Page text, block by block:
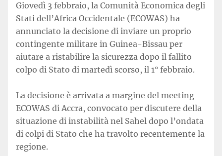
Giovedì 3 febbraio, la Comunità Economica degli
Stati dell’Africa Occidentale (ECOWAS) ha
annunciato la decisione di inviare un proprio
contingente militare in Guinea-Bissau per
aiutare a ristabilire la sicurezza dopo il fallito
colpo di Stato di martedì scorso, il 1° febbraio.
La decisione è arrivata a margine del meeting
ECOWAS di Accra, convocato per discutere della
situazione di instabilità nel Sahel dopo l’ondata
di colpi di Stato che ha travolto recentemente la
regione.